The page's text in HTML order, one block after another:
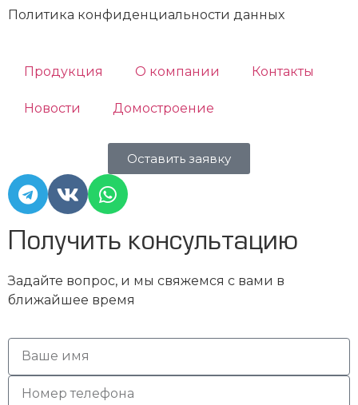
Политика конфиденциальности данных
Продукция О компании Контакты
Новости Домостроение
Оставить заявку
Получить консультацию
Задайте вопрос, и мы свяжемся с вами в
ближайшее время